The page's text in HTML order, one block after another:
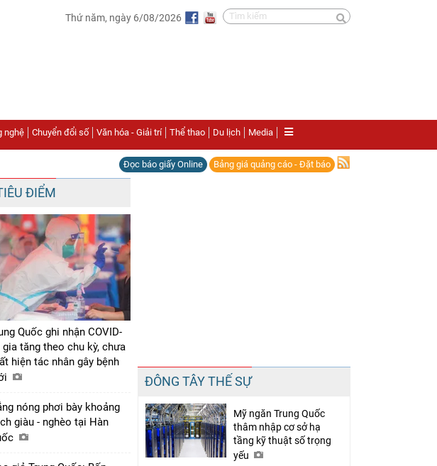
Thứ năm, ngày 6/08/2026
nghệ Chuyển đổi số Văn hóa - Giải trí Thể thao Du lịch Media
Đọc báo giấy Online Bảng giá quảng cáo - Đặt báo
Chia sẻ
Facebook
ĐIỂM
Quốc ghi nhận COVID-
gia tăng theo chu kỳ, chưa
hiện tác nhân gây bệnh
nóng phơi bày khoảng
giàu - nghèo tại Hàn
ĐÔNG TÂY THẾ SỰ
Mỹ ngăn Trung Quốc
thâm nhập cơ sở hạ
tầng kỹ thuật số trọng
yếu